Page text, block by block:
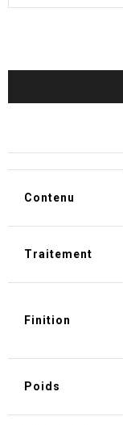
Contenu
Traitement
Finition
Poids